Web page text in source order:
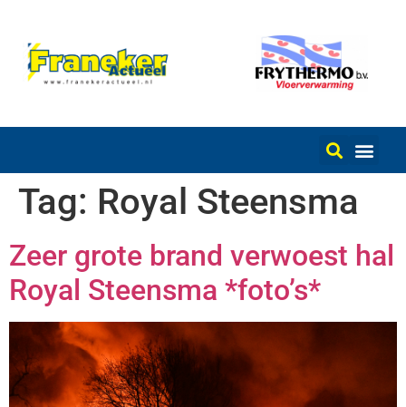
Tag: Royal Steensma
Zeer grote brand verwoest hal
Royal Steensma *foto’s*